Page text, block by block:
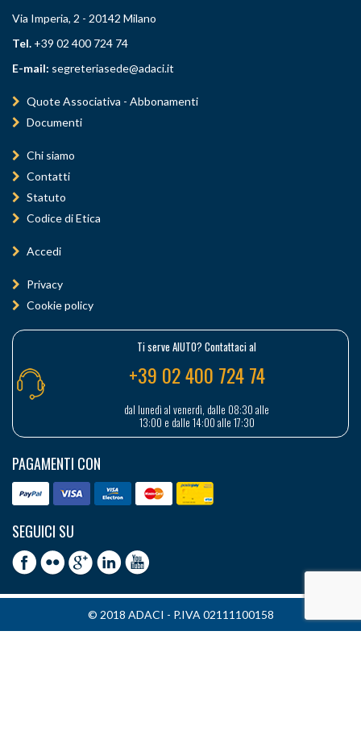
Via Imperia, 2 - 20142 Milano
Tel. +39 02 400 724 74
E-mail: segreteriasede@adaci.it
Quote Associativa - Abbonamenti
Documenti
Chi siamo
Contatti
Statuto
Codice di Etica
Accedi
Privacy
Cookie policy
Ti serve AIUTO? Contattaci al
+39 02 400 724 74
dal lunedì al venerdì, dalle 08:30 alle
13:00 e dalle 14:00 alle 17:30
PAGAMENTI CON
SEGUICI SU
© 2018 ADACI - P.IVA 02111100158